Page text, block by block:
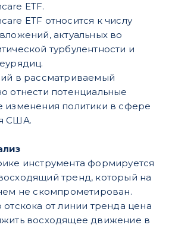
ETF.
ETF относится к числу
актуальных во
турбулентности и
в рассматриваемый
отнести потенциальные
изменения политики в сфере
США.
инструмента формируется
тренд, который на
не скомпрометирован.
от линии тренда цена
восходящее движение в